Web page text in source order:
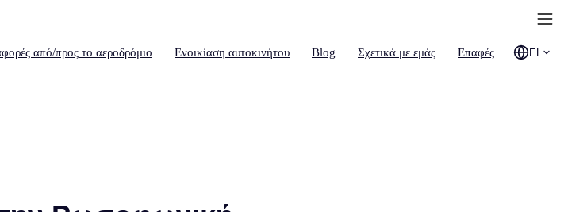
από/προς το αεροδρόμιο Ενοικίαση αυτοκινήτου Blog Σχετικά με εμάς Επαφές EL